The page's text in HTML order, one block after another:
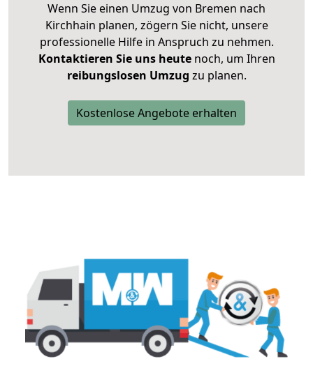
Wenn Sie einen Umzug von Bremen nach
Kirchhain planen, zögern Sie nicht, unsere
professionelle Hilfe in Anspruch zu nehmen.
Kontaktieren Sie uns heutenoch, um Ihren
reibungslosen Umzug zu planen.
Kostenlose Angebote erhalten